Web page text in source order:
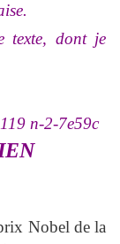
texte, dont je
Nobel de la